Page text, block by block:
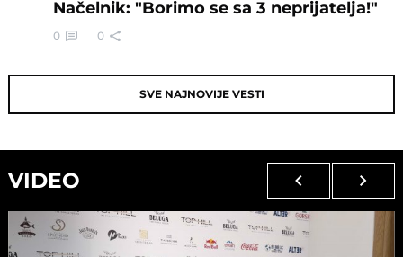
Načelnik: "Borimo se sa 3 neprijatelja!"
0 0
SVE NAJNOVIJE VESTI
VIDEO